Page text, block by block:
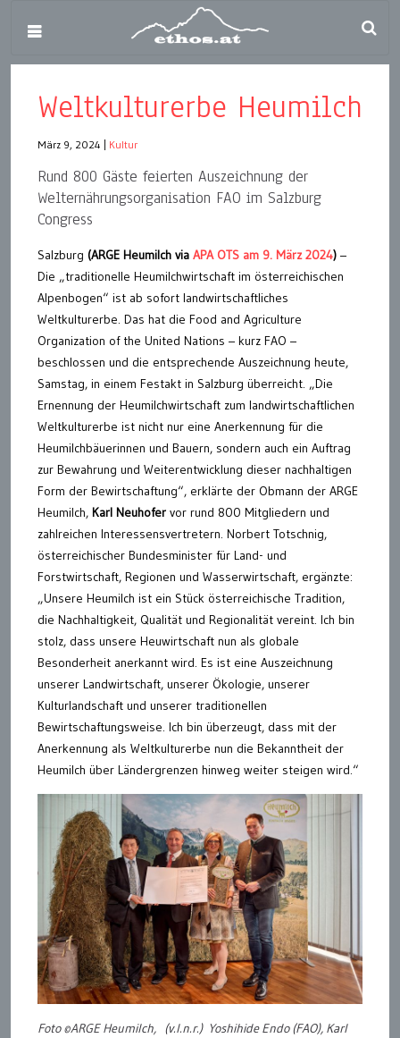
Weltkulturerbe Heumilch
März 9, 2024 Kultur
Rund 800 Gäste feierten Auszeichnung der
Welternährungsorganisation FAO im Salzburg
Congress
Salzburg (ARGE Heumilch via APA OTS am 9. März 2024) –
Die „traditionelle Heumilchwirtschaft im österreichischen
Alpenbogen“ ist ab sofort landwirtschaftliches
Weltkulturerbe. Das hat die Food and Agriculture
Organization of the United Nations – kurz FAO –
beschlossen und die entsprechende Auszeichnung heute,
Samstag, in einem Festakt in Salzburg überreicht. „Die
Ernennung der Heumilchwirtschaft zum landwirtschaftlichen
Weltkulturerbe ist nicht nur eine Anerkennung für die
Heumilchbäuerinnen und Bauern, sondern auch ein Auftrag
zur Bewahrung und Weiterentwicklung dieser nachhaltigen
Form der Bewirtschaftung“, erklärte der Obmann der ARGE
Heumilch, Karl Neuhofer vor rund 800 Mitgliedern und
zahlreichen Interessensvertretern. Norbert Totschnig,
österreichischer Bundesminister für Land- und
Forstwirtschaft, Regionen und Wasserwirtschaft, ergänzte:
„Unsere Heumilch ist ein Stück österreichische Tradition,
die Nachhaltigkeit, Qualität und Regionalität vereint. Ich bin
stolz, dass unsere Heuwirtschaft nun als globale
Besonderheit anerkannt wird. Es ist eine Auszeichnung
unserer Landwirtschaft, unserer Ökologie, unserer
Kulturlandschaft und unserer traditionellen
Bewirtschaftungsweise. Ich bin überzeugt, dass mit der
Anerkennung als Weltkulturerbe nun die Bekanntheit der
Heumilch über Ländergrenzen hinweg weiter steigen wird.“
Foto ©ARGE Heumilch, (v.l.n.r.) Yoshihide Endo (FAO), Karl